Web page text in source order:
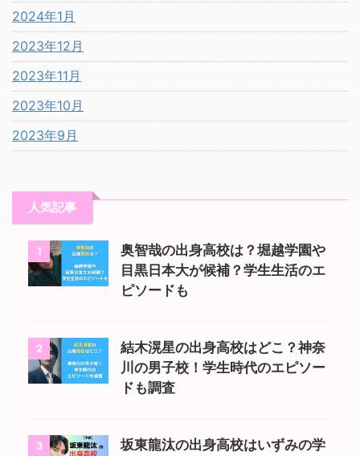
2024年1月
2023年12月
2023年11月
2023年10月
2023年9月
人気記事
1
奥智哉の出身高校は？堀越学園や
目黒日本大が候補？学生生活のエ
ピソードも
2
結木滉星の出身高校はどこ？神奈
川の男子校！学生時代のエピソー
ドも調査
3
坂東龍汰の出身高校はいずみの学